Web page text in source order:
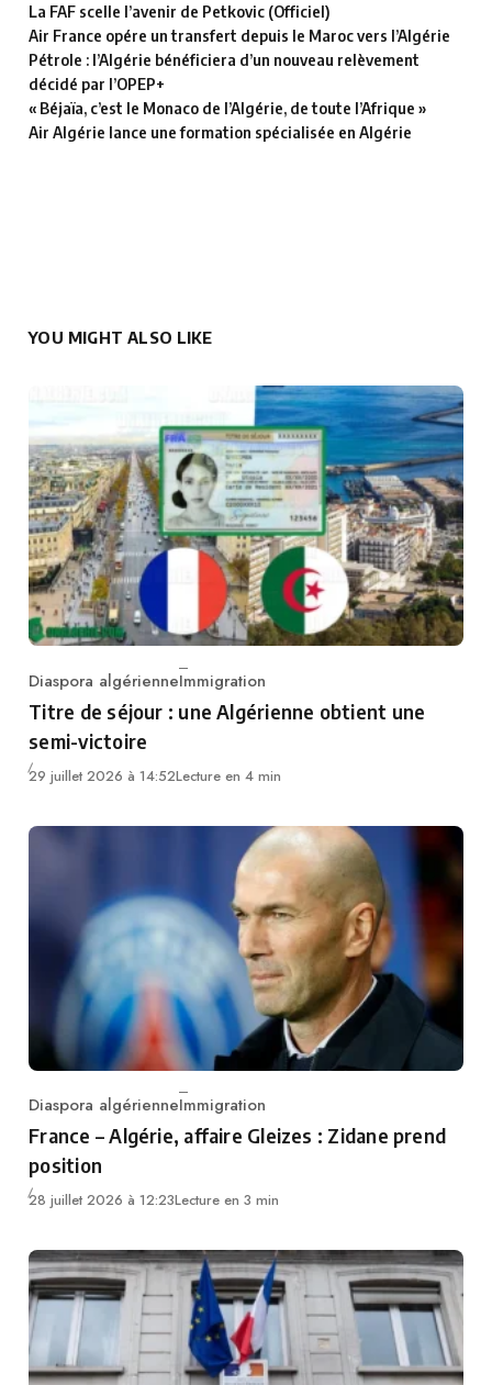
La FAF scelle l’avenir de Petkovic (Officiel)
Air France opére un transfert depuis le Maroc vers l’Algérie
Pétrole : l’Algérie bénéficiera d’un nouveau relèvement
décidé par l’OPEP+
« Béjaïa, c’est le Monaco de l’Algérie, de toute l’Afrique »
Air Algérie lance une formation spécialisée en Algérie
YOU MIGHT ALSO LIKE
Category
Diaspora algérienneImmigration
Titre de séjour : une Algérienne obtient une
semi-victoire
29 juillet 2026 à 14:52Lecture en 4 min
Category
Diaspora algérienneImmigration
France – Algérie, affaire Gleizes : Zidane prend
position
28 juillet 2026 à 12:23Lecture en 3 min